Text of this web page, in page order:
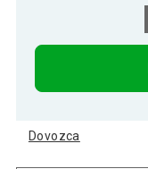
Dovozca